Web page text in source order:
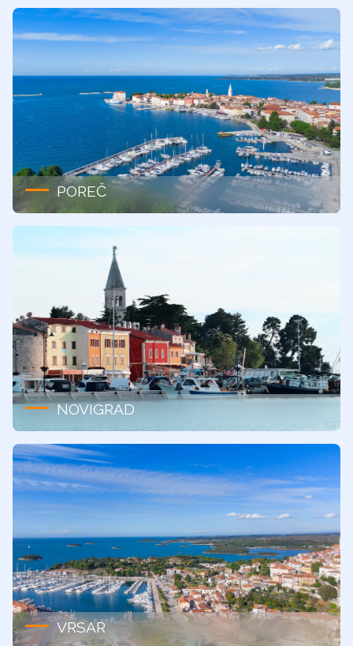
POREČ
NOVIGRAD
VRSAR